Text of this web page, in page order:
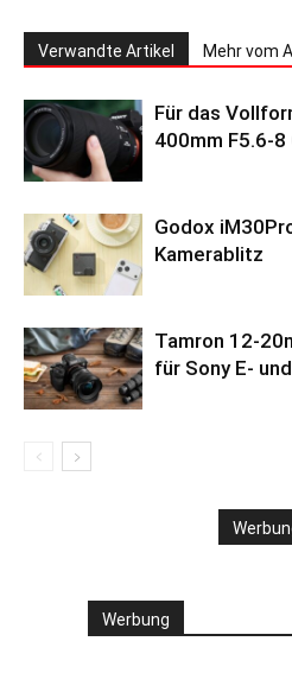
Verwandte Artikel Mehr vom
Für das
400mm F5.6-8
Godox
Kamerablitz
Tamron 12-
für Sony E-
Werbung